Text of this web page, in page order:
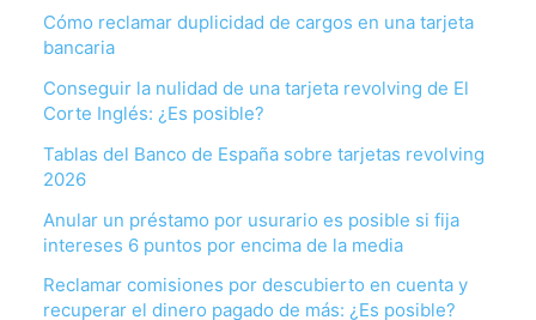
Cómo reclamar duplicidad de cargos en una tarjeta
bancaria
Conseguir la nulidad de una tarjeta revolving de El
Corte Inglés: ¿Es posible?
Tablas del Banco de España sobre tarjetas revolving
2026
Anular un préstamo por usurario es posible si fija
intereses 6 puntos por encima de la media
Reclamar comisiones por descubierto en cuenta y
recuperar el dinero pagado de más: ¿Es posible?